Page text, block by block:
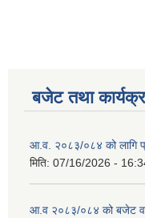
बजेट तथा
आ.व. २०८३/०८४ को लागि
मिति: 07/16/2026 -
आ.व २०८३/०८४ को बजेट